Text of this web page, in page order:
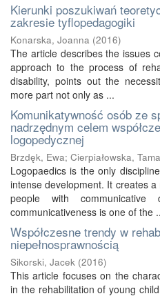
Kierunki poszukiwań
zakresie tyflopedagogiki
Konarska, Joanna (2016)
The article describes the issues
approach to the process of
disability, points out the
more part not only as ...
Komunikatywność osób ze
nadrzędnym celem
logopedycznej
Brzdęk, Ewa; Cierpiałowska,
Logopaedics is the only
intense development. It creates
people with
communicativeness is one of the
Współczesne trendy w
niepełnosprawnością
Sikorski, Jacek (2016)
This article focuses on the
in the rehabilitation of young